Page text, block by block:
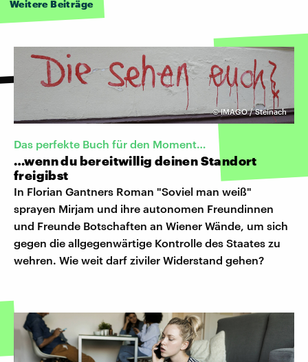
Weitere Beiträge
©IMAGO / Steinach
Das perfekte Buch für den Moment…
…wenn du bereitwillig deinen Standort
freigibst
In Florian Gantners Roman "Soviel man weiß"
sprayen Mirjam und ihre autonomen Freundinnen
und Freunde Botschaften an Wiener Wände, um sich
gegen die allgegenwärtige Kontrolle des Staates zu
wehren. Wie weit darf ziviler Widerstand gehen?